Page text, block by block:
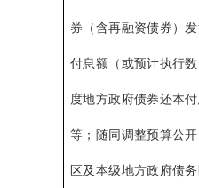
券（含再融资债券）
付息额（或预计执行
度地方政府债券还本
等；随同调整预算公
区及本级地方政府债